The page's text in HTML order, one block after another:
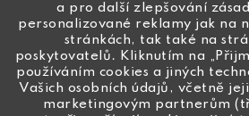
a pro další zlepšování
personalizované reklamy jak na
stránkách, tak také na
poskytovatelů. Kliknutím na
používáním cookies a jiných
Vašich osobních údajů, včetně
marketingovým partnerům
info@ceske-koralky.cz